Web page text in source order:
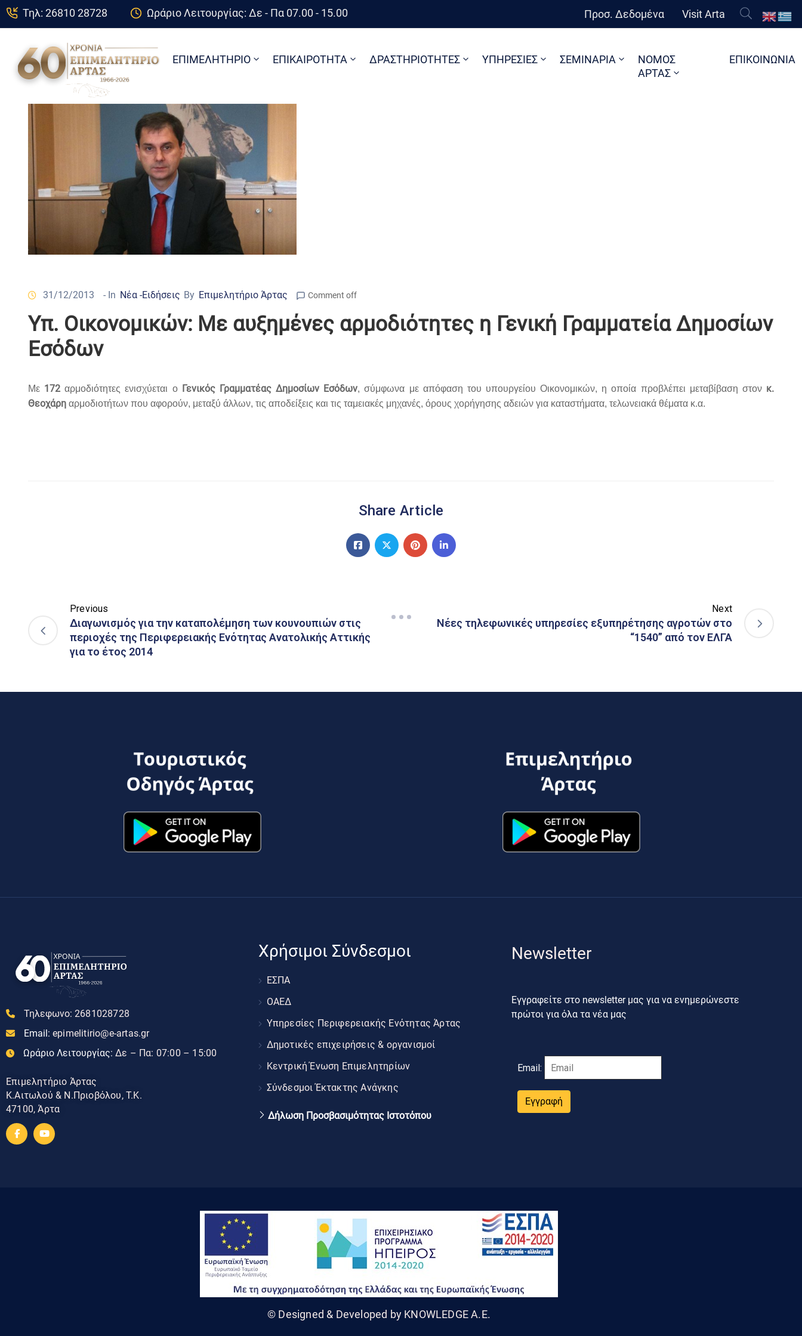
Τηλ: 26810 28728 Ωράριο Λειτουργίας: Δε - Πα 07.00 - 15.00 Προσ. Δεδομένα Visit Arta
ΕΠΙΜΕΛΗΤΗΡΙΟ ΕΠΙΚΑΙΡΟΤΗΤΑ ΔΡΑΣΤΗΡΙΟΤΗΤΕΣ ΥΠΗΡΕΣΙΕΣ ΣΕΜΙΝΑΡΙΑ
ΝΟΜΟΣ
ΑΡΤΑΣ
ΕΠΙΚΟΙΝΩΝΙΑ
31/12/2013 - In Νέα -Ειδήσεις By Επιμελητήριο Άρτας Comment off
Υπ. Οικονομικών: Με αυξημένες αρμοδιότητες η Γενική Γραμματεία Δημοσίων
Εσόδων
Με 172 αρμοδιότητες ενισχύεται ο Γενικός Γραμματέας Δημοσίων Εσόδων, σύμφωνα με απόφαση του υπουργείου Οικονομικών, η οποία προβλέπει μεταβίβαση στον κ.
Θεοχάρη αρμοδιοτήτων που αφορούν, μεταξύ άλλων, τις αποδείξεις και τις ταμειακές μηχανές, όρους χορήγησης αδειών για καταστήματα, τελωνειακά θέματα κ.α.
Share Article
Previous
Διαγωνισμός για την καταπολέμηση των κουνουπιών στις
περιοχές της Περιφερειακής Ενότητας Ανατολικής Αττικής
για το έτος 2014
Next
Νέες τηλεφωνικές υπηρεσίες εξυπηρέτησης αγροτών στο
“1540” από τον ΕΛΓΑ
Τηλεφωνο: 2681028728
Email: epimelitirio@e-artas.gr
Ωράριο Λειτουργίας: Δε – Πα: 07:00 – 15:00
Επιμελητήριο Άρτας
Κ.Αιτωλού & Ν.Πριοβόλου, Τ.Κ.
47100, Άρτα
Χρήσιμοι Σύνδεσμοι
ΕΣΠΑ
ΟΑΕΔ
Υπηρεσίες Περιφερειακής Ενότητας Άρτας
Δημοτικές επιχειρήσεις & οργανισμοί
Κεντρική Ένωση Επιμελητηρίων
Σύνδεσμοι Έκτακτης Ανάγκης
Δήλωση Προσβασιμότητας Ιστοτόπου
Newsletter
Εγγραφείτε στο newsletter μας για να ενημερώνεστε
πρώτοι για όλα τα νέα μας
Email:
Εγγραφή
© Designed & Developed by KNOWLEDGE A.E.